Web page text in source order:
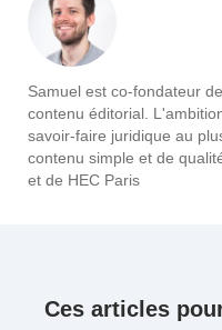
Samuel est co-fondateur
contenu éditorial.
savoir-faire juridique au
contenu simple et de
et de HEC Paris
Ces articles